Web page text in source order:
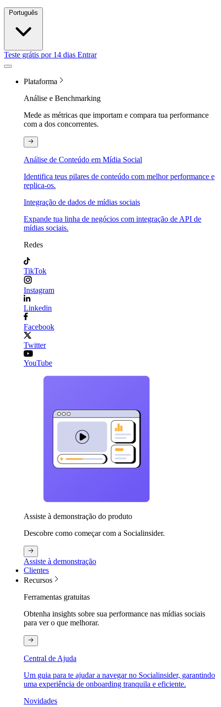
Teste grátis por 14 dias Entrar
Plataforma
Análise e Benchmarking
Mede as métricas que importam e compara tua performance
com a dos concorrentes.
Análise de Conteúdo em Mídia Social
Identifica teus pilares de conteúdo com melhor performance e
replica-os.
Integração de dados de mídias sociais
Expande tua linha de negócios com integração de API de
mídias sociais.
Redes
TikTok
Instagram
Linkedin
Facebook
Twitter
YouTube
Assiste à demonstração do produto
Descobre como começar com a Socialinsider.
Assiste à demonstração
Clientes
Recursos
Ferramentas gratuitas
Obtenha insights sobre sua performance nas mídias sociais
para ver o que melhorar.
Central de Ajuda
Um guia para te ajudar a navegar no Socialinsider, garantindo
uma experiência de onboarding tranquila e eficiente.
Novidades